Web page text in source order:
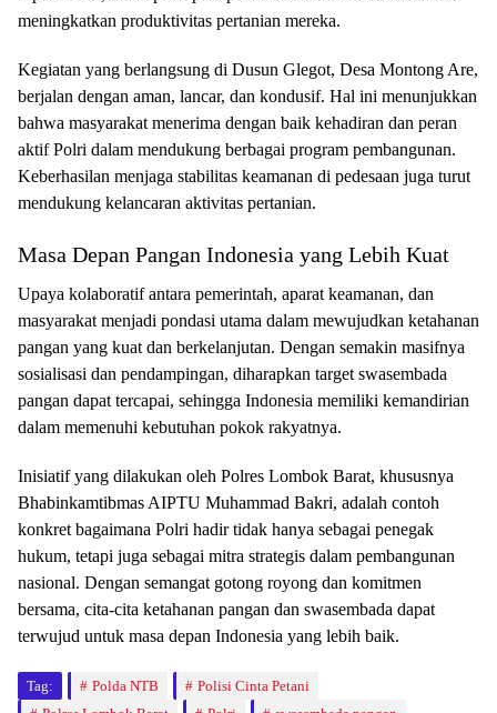
meningkatkan produktivitas pertanian mereka.
Kegiatan yang berlangsung di Dusun Glegot, Desa Montong Are,
berjalan dengan aman, lancar, dan kondusif. Hal ini menunjukkan
bahwa masyarakat menerima dengan baik kehadiran dan peran
aktif Polri dalam mendukung berbagai program pembangunan.
Keberhasilan menjaga stabilitas keamanan di pedesaan juga turut
mendukung kelancaran aktivitas pertanian.
Masa Depan Pangan Indonesia yang Lebih Kuat
Upaya kolaboratif antara pemerintah, aparat keamanan, dan
masyarakat menjadi pondasi utama dalam mewujudkan ketahanan
pangan yang kuat dan berkelanjutan. Dengan semakin masifnya
sosialisasi dan pendampingan, diharapkan target swasembada
pangan dapat tercapai, sehingga Indonesia memiliki kemandirian
dalam memenuhi kebutuhan pokok rakyatnya.
Inisiatif yang dilakukan oleh Polres Lombok Barat, khususnya
Bhabinkamtibmas AIPTU Muhammad Bakri, adalah contoh
konkret bagaimana Polri hadir tidak hanya sebagai penegak
hukum, tetapi juga sebagai mitra strategis dalam pembangunan
nasional. Dengan semangat gotong royong dan komitmen
bersama, cita-cita ketahanan pangan dan swasembada dapat
terwujud untuk masa depan Indonesia yang lebih baik.
Tag: Polda NTB
Polisi Cinta Petani